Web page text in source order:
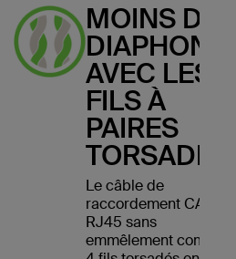
MOINS DE
DIAPHONIE
AVEC LES
FILS À
PAIRES
TORSADÉES
Le câble de
raccordement CAT5e
RJ45 sans
emmêlement comporte